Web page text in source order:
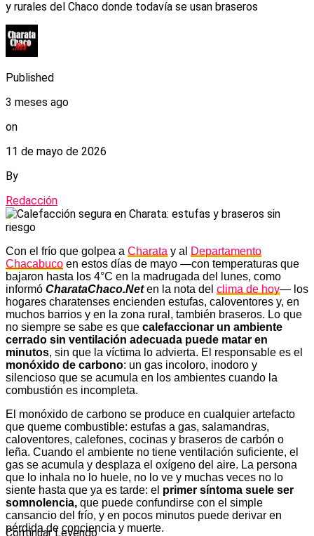
y rurales del Chaco donde todavía se usan braseros
Published
3 meses ago
on
11 de mayo de 2026
By
Redacción
Con el frío que golpea a Charata y al
Departamento
Chacabuco en estos días de mayo —con temperaturas que
bajaron hasta los 4°C en la madrugada del lunes, como
informó CharataChaco.Neten la nota del clima de hoy— los
hogares charatenses encienden estufas, caloventores y, en
muchos barrios y en la zona rural, también braseros. Lo que
no siempre se sabe es que calefaccionar un ambiente
cerrado sin ventilación adecuada puede matar en
minutos, sin que la víctima lo advierta. El responsable es el
monóxido de carbono: un gas incoloro, inodoro y
silencioso que se acumula en los ambientes cuando la
combustión es incompleta.
El monóxido de carbono se produce en cualquier artefacto
que queme combustible: estufas a gas, salamandras,
caloventores, calefones, cocinas y braseros de carbón o
leña. Cuando el ambiente no tiene ventilación suficiente, el
gas se acumula y desplaza el oxígeno del aire. La persona
que lo inhala no lo huele, no lo ve y muchas veces no lo
siente hasta que ya es tarde: el primer síntoma suele ser
somnolencia, que puede confundirse con el simple
cansancio del frío, y en pocos minutos puede derivar en
pérdida de conciencia y muerte.
Continuar Leyendo